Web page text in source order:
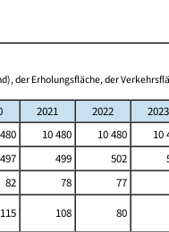
der Erholungsfläche, der
2021 2022 2023
10 480 10 480 10
497 499 502
82 78 77
115 108 80